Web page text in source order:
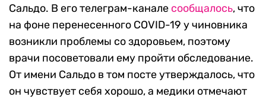
Сальдо. В его телеграм-канале сообщалось, что
на фоне перенесенного COVID-19 у чиновника
возникли проблемы со здоровьем, поэтому
врачи посоветовали ему пройти обследование.
От имени Сальдо в том посте утверждалось, что
он чувствует себя хорошо, а медики отмечают